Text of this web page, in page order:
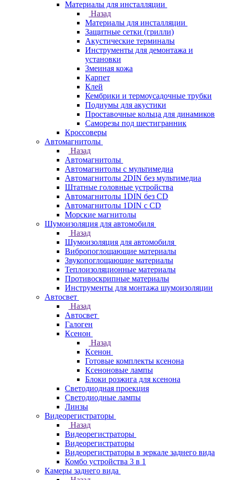
Материалы для инсталляции
Назад
Материалы для инсталляции
Защитные сетки (грилли)
Акустические терминалы
Инструменты для демонтажа и
установки
Змеиная кожа
Карпет
Клей
Кембрики и термоусадочные трубки
Подиумы для акустики
Проставочные кольца для динамиков
Саморезы под шестигранник
Кроссоверы
Автомагнитолы
Назад
Автомагнитолы
Автомагнитолы с мультимедиа
Автомагнитолы 2DIN без мультимедиа
Штатные головные устройства
Автомагнитолы 1DIN без CD
Автомагнитолы 1DIN с CD
Морские магнитолы
Шумоизоляция для автомобиля
Назад
Шумоизоляция для автомобиля
Вибропоглощающие материалы
Звукопоглощающие материалы
Теплоизоляционные материалы
Противоскрипные материалы
Инструменты для монтажа шумоизоляции
Автосвет
Назад
Автосвет
Галоген
Ксенон
Назад
Ксенон
Готовые комплекты ксенона
Ксеноновые лампы
Блоки розжига для ксенона
Светодиодная проекция
Светодиодные лампы
Линзы
Видеорегистраторы
Назад
Видеорегистраторы
Видеорегистраторы
Видеорегистраторы в зеркале заднего вида
Комбо устройства 3 в 1
Камеры заднего вида